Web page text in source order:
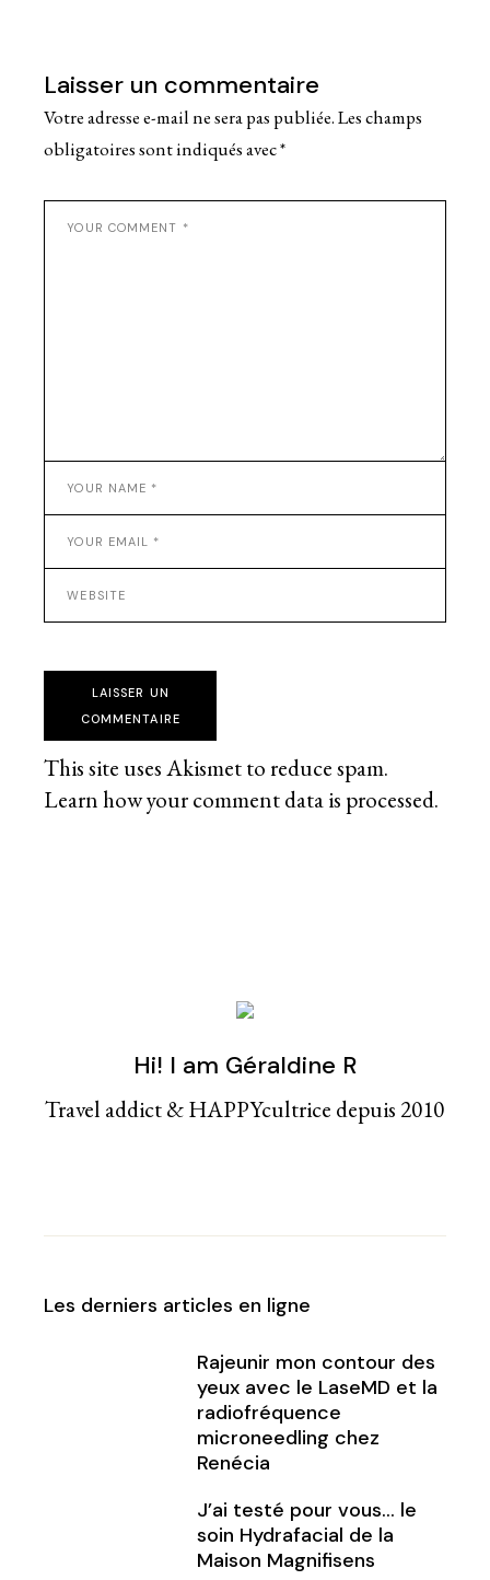
Laisser un commentaire
Votre adresse e-mail ne sera pas publiée.Les champs
obligatoires sont indiqués avec*
LAISSER UN
COMMENTAIRE
This site uses Akismet to reduce spam.
Learn how your comment data is processed.
Hi! I am Géraldine R
Travel addict & HAPPYcultrice depuis 2010
Les derniers articles en ligne
Rajeunir mon contour des
yeux avec le LaseMD et la
radiofréquence
microneedling chez
Renécia
J’ai testé pour vous… le
soin Hydrafacial de la
Maison Magnifisens